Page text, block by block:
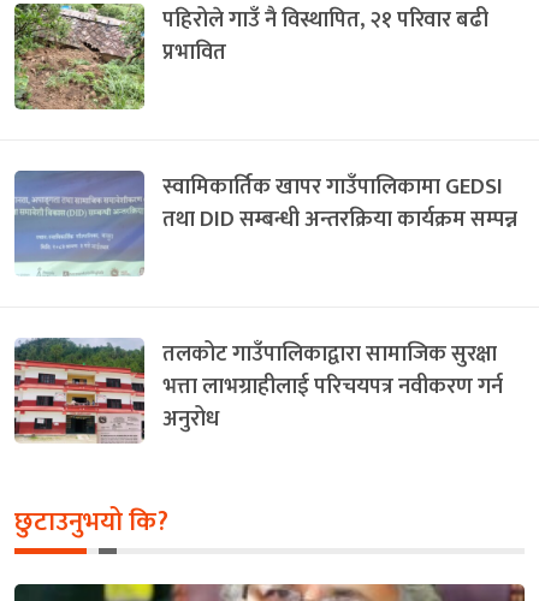
पहिरोले गाउँ नै विस्थापित, २१ परिवार बढी
प्रभावित
स्वामिकार्तिक खापर गाउँपालिकामा GEDSI
तथा DID सम्बन्धी अन्तरक्रिया कार्यक्रम सम्पन्न
तलकोट गाउँपालिकाद्वारा सामाजिक सुरक्षा
भत्ता लाभग्राहीलाई परिचयपत्र नवीकरण गर्न
अनुरोध
छुटाउनुभयो कि?